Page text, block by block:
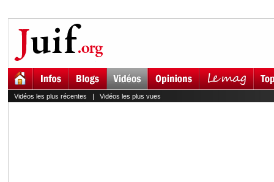
Vidéos les plus récentes | Vidéos les plus vues